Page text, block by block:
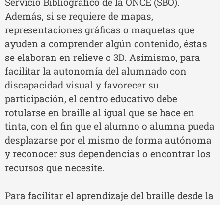
Además, si se requiere de mapas,
representaciones gráficas o maquetas que
ayuden a comprender algún contenido, éstas
se elaboran en relieve o 3D. Asimismo, para
facilitar la autonomía del alumnado con
discapacidad visual y favorecer su
participación, el centro educativo debe
rotularse en braille al igual que se hace en
tinta, con el fin que el alumno o alumna pueda
desplazarse por el mismo de forma autónoma
y reconocer sus dependencias o encontrar los
recursos que necesite.
Para facilitar el aprendizaje del braille desde la